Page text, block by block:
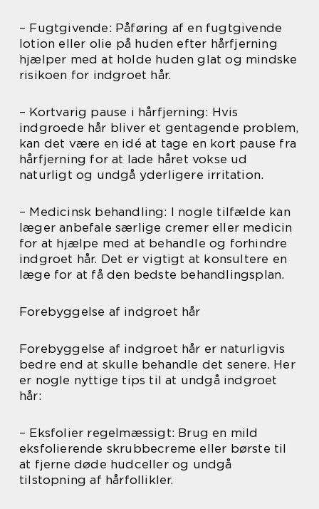
– Fugtgivende: Påføring af en fugtgivende
lotion eller olie på huden efter hårfjerning
hjælper med at holde huden glat og mindske
risikoen for indgroet hår.
– Kortvarig pause i hårfjerning: Hvis
indgroede hår bliver et gentagende problem,
kan det være en idé at tage en kort pause fra
hårfjerning for at lade håret vokse ud
naturligt og undgå yderligere irritation.
– Medicinsk behandling: I nogle tilfælde kan
læger anbefale særlige cremer eller medicin
for at hjælpe med at behandle og forhindre
indgroet hår. Det er vigtigt at konsultere en
læge for at få den bedste behandlingsplan.
Forebyggelse af indgroet hår
Forebyggelse af indgroet hår er naturligvis
bedre end at skulle behandle det senere. Her
er nogle nyttige tips til at undgå indgroet
hår:
– Eksfolier regelmæssigt: Brug en mild
eksfolierende skrubbecreme eller børste til
at fjerne døde hudceller og undgå
tilstopning af hårfollikler.